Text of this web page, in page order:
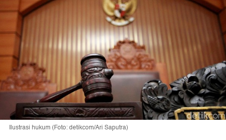
Ilustrasi hukum (Foto: detikcom/Ari Saputra)